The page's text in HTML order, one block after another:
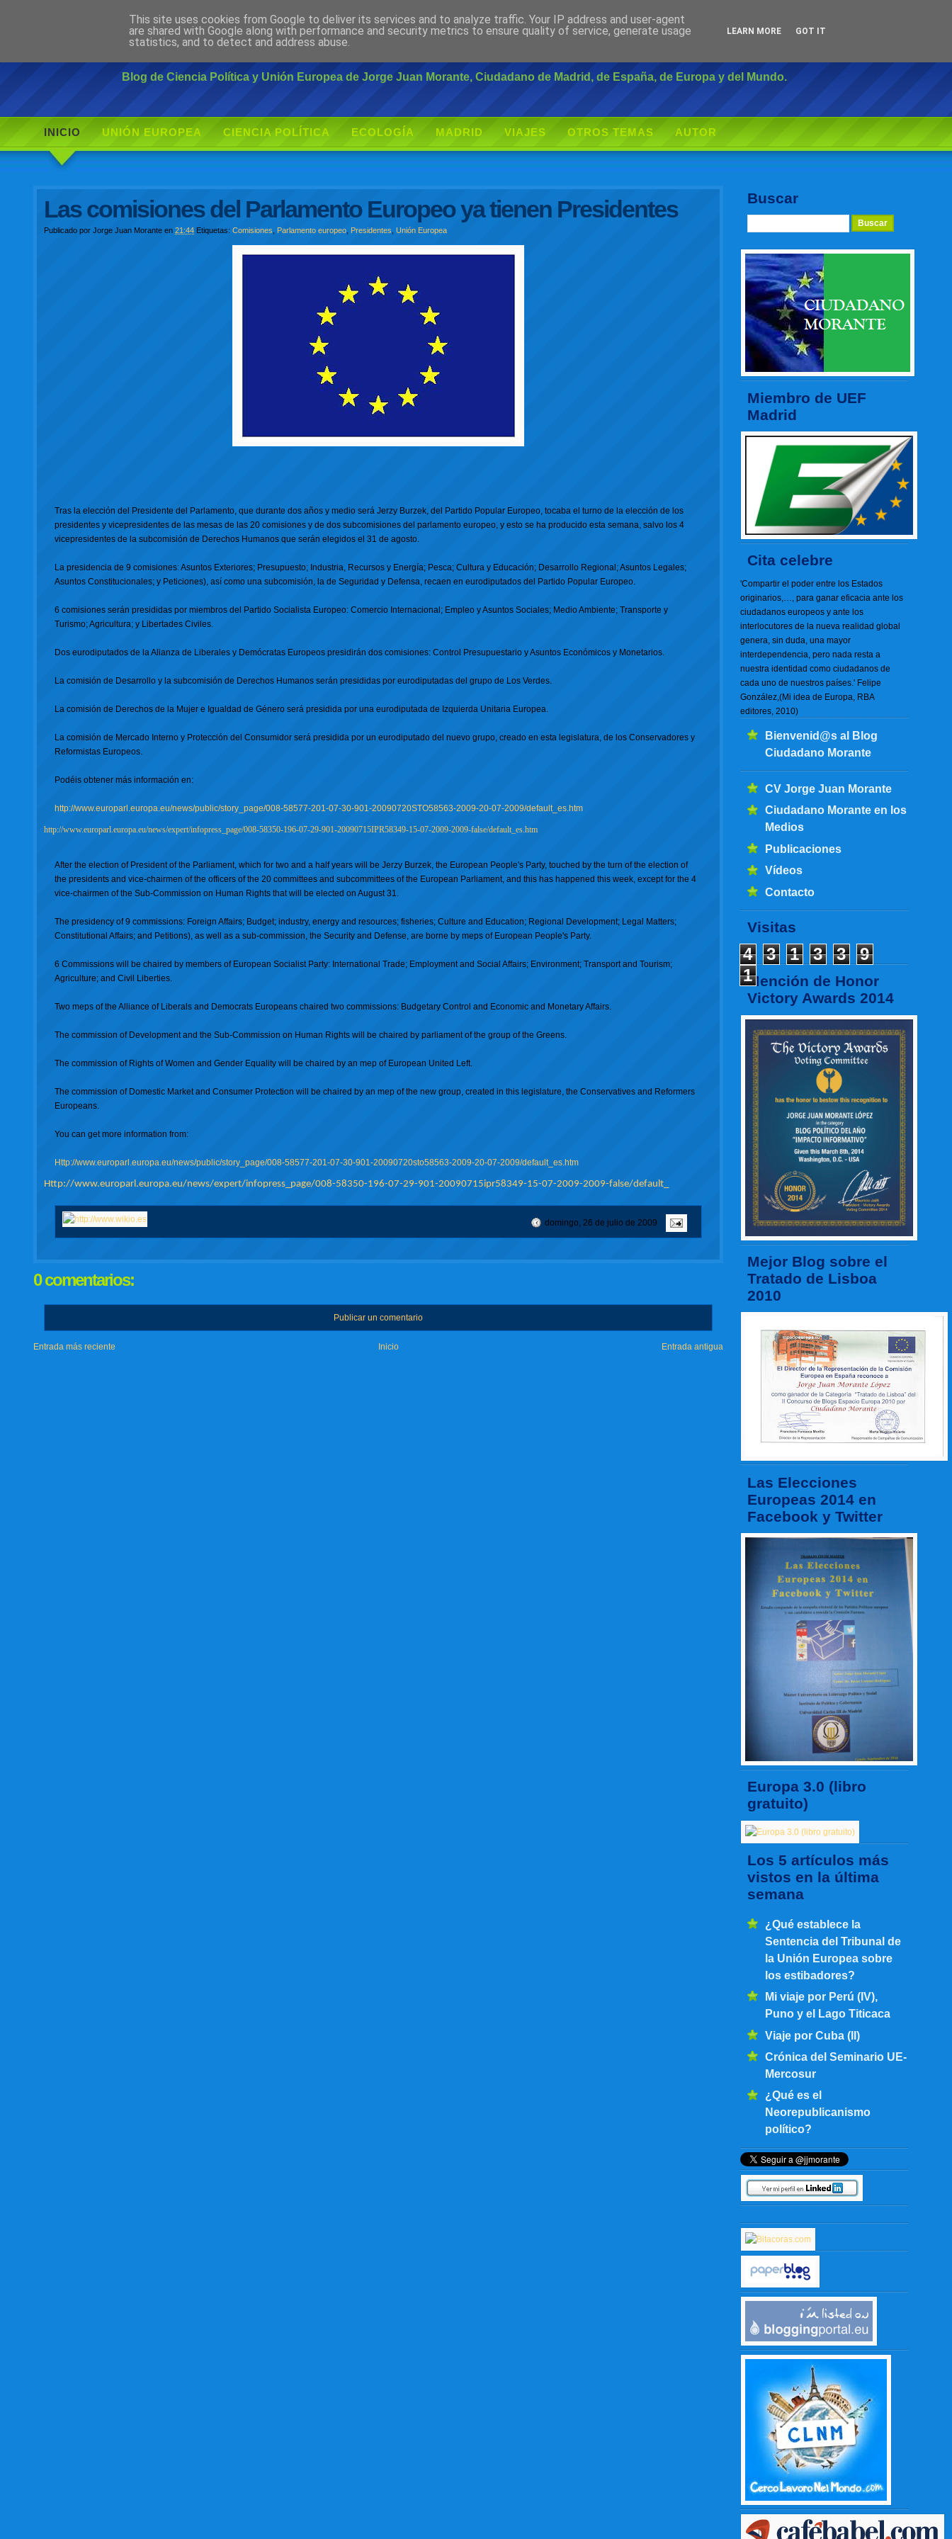
Ciudadano Morante
Blog de Ciencia Política y Unión Europea de Jorge Juan Morante, Ciudadano de Madrid, de España, de Europa y del Mundo.
INICIO UNIÓN EUROPEA CIENCIA POLÍTICA ECOLOGÍA MADRID VIAJES OTROS TEMAS AUTOR
Buscar
Miembro de UEF
Madrid
Cita celebre
'Compartir el poder entre los Estados
originarios,…, para ganar eficacia ante los
ciudadanos europeos y ante los
interlocutores de la nueva realidad global
genera, sin duda, una mayor
interdependencia, pero nada resta a
nuestra identidad como ciudadanos de
cada uno de nuestros países.' Felipe
González,(Mi idea de Europa, RBA
editores, 2010)
Bienvenid@s al Blog
Ciudadano Morante
CV Jorge Juan Morante
Ciudadano Morante en los
Medios
Publicaciones
Vídeos
Contacto
Visitas
4 3 1 3 3
9
1Mención de Honor
Victory Awards 2014
Mejor Blog sobre el
Tratado de Lisboa
2010
Las Elecciones
Europeas 2014 en
Facebook y Twitter
Europa 3.0 (libro
gratuito)
Los 5 artículos más
vistos en la última
semana
¿Qué establece la
Sentencia del Tribunal de
la Unión Europea sobre
los estibadores?
Mi viaje por Perú (IV),
Puno y el Lago Titicaca
Viaje por Cuba (II)
Crónica del Seminario UE-
Mercosur
¿Qué es el
Neorepublicanismo
político?
Las comisiones del Parlamento Europeo ya tienen Presidentes
Publicado porJorge Juan Morante en21:44 Etiquetas:Comisiones ,Parlamento europeo Presidentes ,Unión Europea
Tras la elección del Presidente del Parlamento, que durante dos años y medio será Jerzy Burzek, del Partido Popular Europeo, tocaba el turno de la elección de los
presidentes y vicepresidentes de las mesas de las 20 comisiones y de dos subcomisiones del parlamento europeo, y esto se ha producido esta semana, salvo los 4
vicepresidentes de la subcomisión de Derechos Humanos que serán elegidos el 31 de agosto.
La presidencia de 9 comisiones: Asuntos Exteriores; Presupuesto; Industria, Recursos y Energía; Pesca; Cultura y Educación; Desarrollo Regional; Asuntos Legales;
Asuntos Constitucionales; y Peticiones), así como una subcomisión, la de Seguridad y Defensa, recaen en eurodiputados del Partido Popular Europeo.
6 comisiones serán presididas por miembros del Partido Socialista Europeo: Comercio Internacional; Empleo y Asuntos Sociales; Medio Ambiente; Transporte y
Turismo; Agricultura; y Libertades Civiles.
Dos eurodiputados de la Alianza de Liberales y Demócratas Europeos presidirán dos comisiones: Control Presupuestario y Asuntos Económicos y Monetarios.
La comisión de Desarrollo y la subcomisión de Derechos Humanos serán presididas por eurodiputadas del grupo de Los Verdes.
La comisión de Derechos de la Mujer e Igualdad de Género será presidida por una eurodiputada de Izquierda Unitaria Europea.
La comisión de Mercado Interno y Protección del Consumidor será presidida por un eurodiputado del nuevo grupo, creado en esta legislatura, de los Conservadores y
Reformistas Europeos.
Podéis obtener más información en:
http://www.europarl.europa.eu/news/public/story_page/008-58577-201-07-30-901-20090720STO58563-2009-20-07-2009/default_es.htm
http://www.europarl.europa.eu/news/expert/infopress_page/008-58350-196-07-29-901-20090715IPR58349-15-07-2009-2009-false/default_es.htm
After the election of President of the Parliament, which for two and a half years will be Jerzy Burzek, the European People's Party, touched by the turn of the election of
the presidents and vice-chairmen of the officers of the 20 committees and subcommittees of the European Parliament, and this has happened this week, except for the 4
vice-chairmen of the Sub-Commission on Human Rights that will be elected on August 31.
The presidency of 9 commissions: Foreign Affairs; Budget; industry, energy and resources; fisheries; Culture and Education; Regional Development; Legal Matters;
Constitutional Affairs; and Petitions), as well as a sub-commission, the Security and Defense, are borne by meps of European People's Party.
6 Commissions will be chaired by members of European Socialist Party: International Trade; Employment and Social Affairs; Environment; Transport and Tourism;
Agriculture; and Civil Liberties.
Two meps of the Alliance of Liberals and Democrats Europeans chaired two commissions: Budgetary Control and Economic and Monetary Affairs.
The commission of Development and the Sub-Commission on Human Rights will be chaired by parliament of the group of the Greens.
The commission of Rights of Women and Gender Equality will be chaired by an mep of European United Left.
The commission of Domestic Market and Consumer Protection will be chaired by an mep of the new group, created in this legislature, the Conservatives and Reformers
Europeans.
You can get more information from:
Http://www.europarl.europa.eu/news/public/story_page/008-58577-201-07-30-901-20090720sto58563-2009-20-07-2009/default_es.htm
Http://www.europarl.europa.eu/news/expert/infopress_page/008-58350-196-07-29-901-20090715ipr58349-15-07-2009-2009-false/default_
domingo, 26 de julio de 2009
0 comentarios:
Publicar un comentario
Entrada más reciente Entrada antigua
Inicio
This site uses cookies from Google to deliver its services and to analyze traffic. Your IP address and user-agent
are shared with Google along with performance and security metrics to ensure quality of service, generate usage
statistics, and to detect and address abuse.
LEARN MORE GOT IT